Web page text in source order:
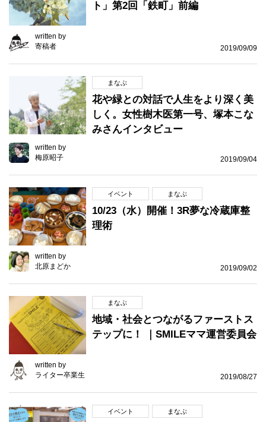
ト」第2回「鉄町」前編
written by
寄稿者
2019/09/09
まなぶ
花や緑との対話で人生をより深く美
しく。女性樹木医第一号、塚本こな
みさんインタビュー
written by
梅原昭子
2019/09/04
イベント まなぶ
10/23（水）開催！3R夢な冷蔵庫整
理術
written by
北原まどか
2019/09/02
まなぶ
地域・社会とつながるファーストス
テップに！ ｜SMILEママ運営委員会
written by
ライター卒業生
2019/08/27
イベント まなぶ